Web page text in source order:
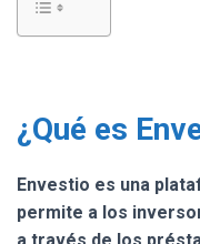
¿Qué es
Envestio es una
permite a los